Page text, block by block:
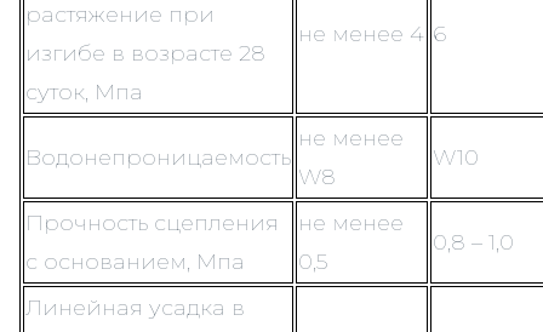
растяжение при
изгибе в возрасте 28
суток, Мпа
не менее 4 6
Водонепроницаемость
не менее
W8
W10
Прочность сцепления
с основанием, Мпа
не менее
0,5
0,8 – 1,0
Линейная усадка в